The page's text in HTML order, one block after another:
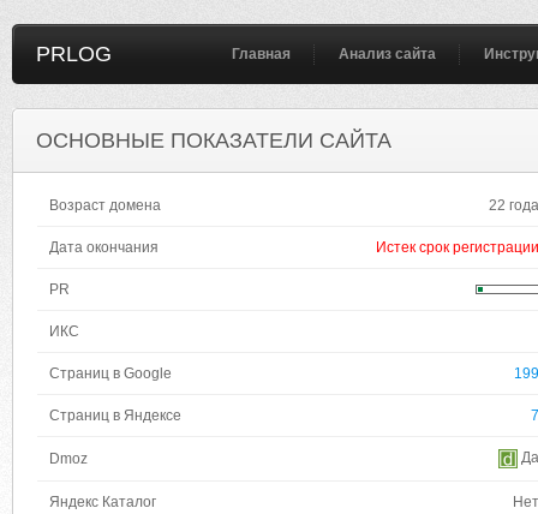
PRLOG Главная Анализ сайта
ОСНОВНЫЕ ПОКАЗАТЕЛИ САЙТА
Возраст домена 22 года
Дата окончания Истек срок регистрации
PR
ИКС
Страниц в Google 199
Страниц в Яндексе 7
Dmoz Да
Яндекс Каталог Нет